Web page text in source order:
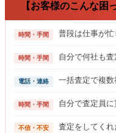
【お客様のこんな困
時間・手間 普段は仕事が
時間・手間 自分で何社も
電話・連絡 一括査定で複
時間・手間 自分で査定員
不信・不安
査定をしてく